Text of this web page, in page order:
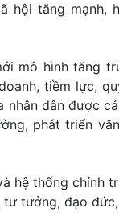
hội tăng mạnh,
mô hình tăng
tiềm lực,
nhân dân được
phát triển
hệ thống chính
tưởng, đạo